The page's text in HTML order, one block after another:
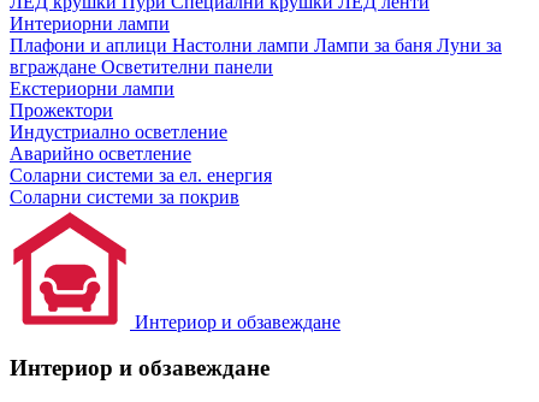
Интериорни лампи
Плафони и аплици Настолни лампи Лампи за баня Луни за
вграждане Осветителни панели
Екстериорни лампи
Прожектори
Индустриално осветление
Аварийно осветление
Соларни системи за ел. енергия
Соларни системи за покрив
Интериор и обзавеждане
Интериор и обзавеждане